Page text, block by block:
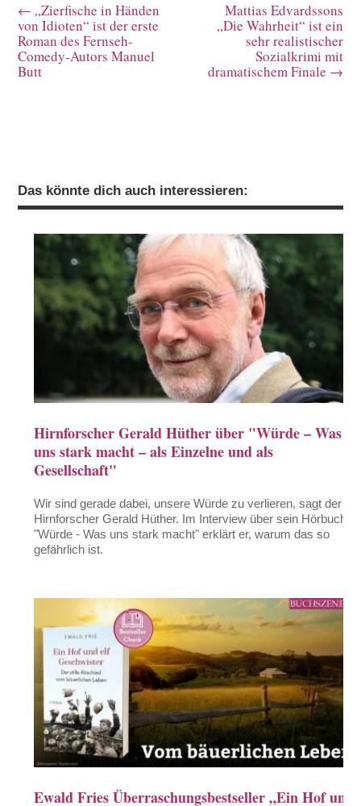
←„Zierfische in Händen
von Idioten“ ist der erste
Roman des Fernseh-
Comedy-Autors Manuel
Butt
Mattias Edvardssons
„Die Wahrheit“ ist ein
sehr realistischer
Sozialkrimi mit
dramatischem Finale →
Das könnte dich auch interessieren:
Hirnforscher Gerald Hüther über "Würde – Was
uns stark macht – als Einzelne und als
Gesellschaft"
Wir sind gerade dabei, unsere Würde zu verlieren, sagt der
Hirnforscher Gerald Hüther. Im Interview über sein Hörbuch
"Würde - Was uns stark macht" erklärt er, warum das so
gefährlich ist.
Ewald Fries Überraschungsbestseller „Ein Hof und